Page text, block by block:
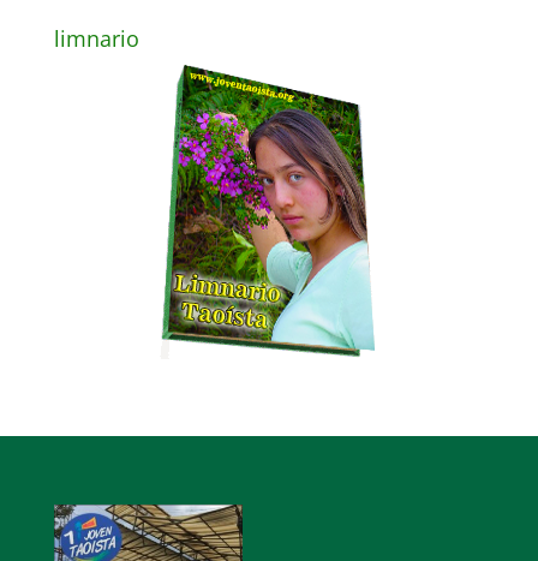
limnario
Reproductor
de